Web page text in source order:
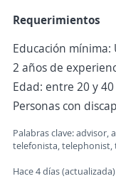
Requerimientos
Educación
2 años de
Edad: entre 20 y
Personas con
Palabras clave:
telefonista, telephonist,
Hace 4 días (actualizada)